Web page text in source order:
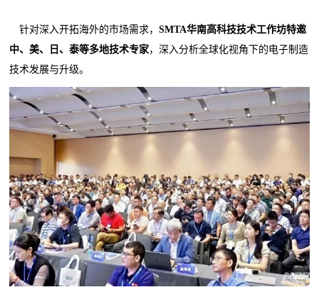
针对深入开拓海外的市场需求，SMTA华南高科技技术工作坊特邀
中、美、日、泰等多地技术专家，深入分析全球化视角下的电子制造
技术发展与升级。